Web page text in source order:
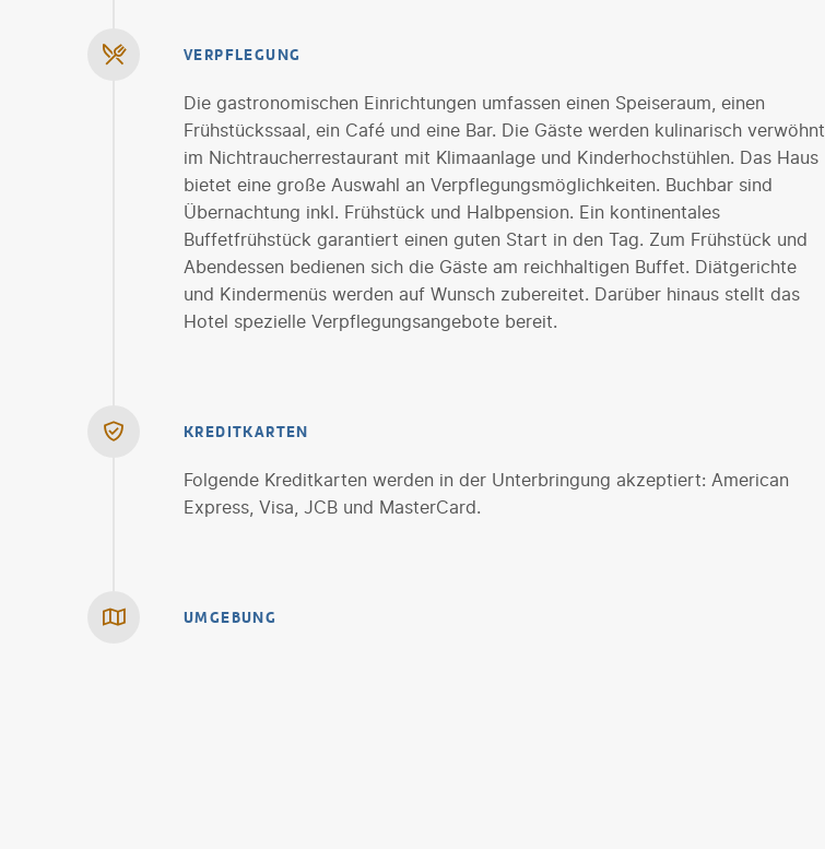
VERPFLEGUNG
Die gastronomischen Einrichtungen umfassen einen Speiseraum, einen
Frühstückssaal, ein Café und eine Bar. Die Gäste werden kulinarisch verwöhnt
im Nichtraucherrestaurant mit Klimaanlage und Kinderhochstühlen. Das Haus
bietet eine große Auswahl an Verpflegungsmöglichkeiten. Buchbar sind
Übernachtung inkl. Frühstück und Halbpension. Ein kontinentales
Buffetfrühstück garantiert einen guten Start in den Tag. Zum Frühstück und
Abendessen bedienen sich die Gäste am reichhaltigen Buffet. Diätgerichte
und Kindermenüs werden auf Wunsch zubereitet. Darüber hinaus stellt das
Hotel spezielle Verpflegungsangebote bereit.
KREDITKARTEN
Folgende Kreditkarten werden in der Unterbringung akzeptiert: American
Express, Visa, JCB und MasterCard.
UMGEBUNG